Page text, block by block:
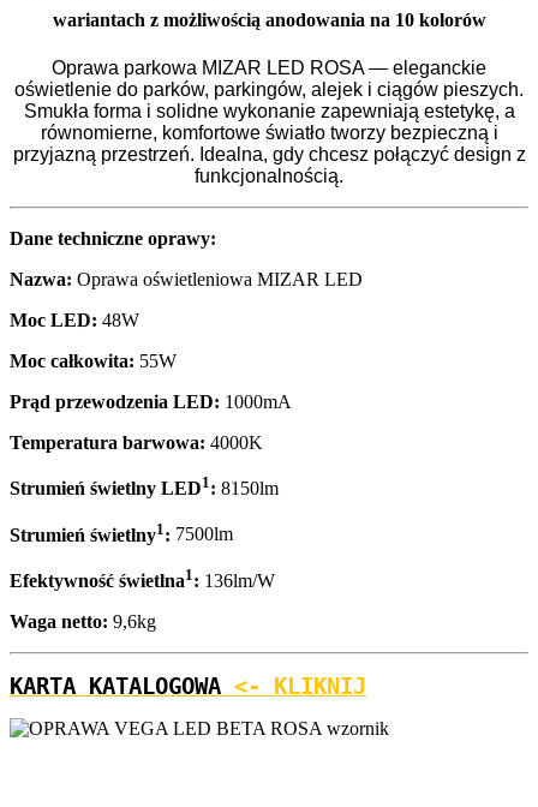
wariantach z możliwością anodowania na 10 kolorów
Oprawa parkowa MIZAR LED ROSA — eleganckie
oświetlenie do parków, parkingów, alejek i ciągów pieszych.
Smukła forma i solidne wykonanie zapewniają estetykę, a
równomierne, komfortowe światło tworzy bezpieczną i
przyjazną przestrzeń. Idealna, gdy chcesz połączyć design z
funkcjonalnością.
Dane techniczne oprawy:
Nazwa: Oprawa oświetleniowa MIZAR LED
Moc LED: 48W
Moc całkowita: 55W
Prąd przewodzenia LED: 1000mA
Temperatura barwowa: 4000K
Strumień świetlny LED1: 8150lm
Strumień świetlny1 : 7500lm
Efektywność świetlna1 : 136lm/W
Waga netto: 9,6kg
KARTA KATALOGOWA <- KLIKNIJ